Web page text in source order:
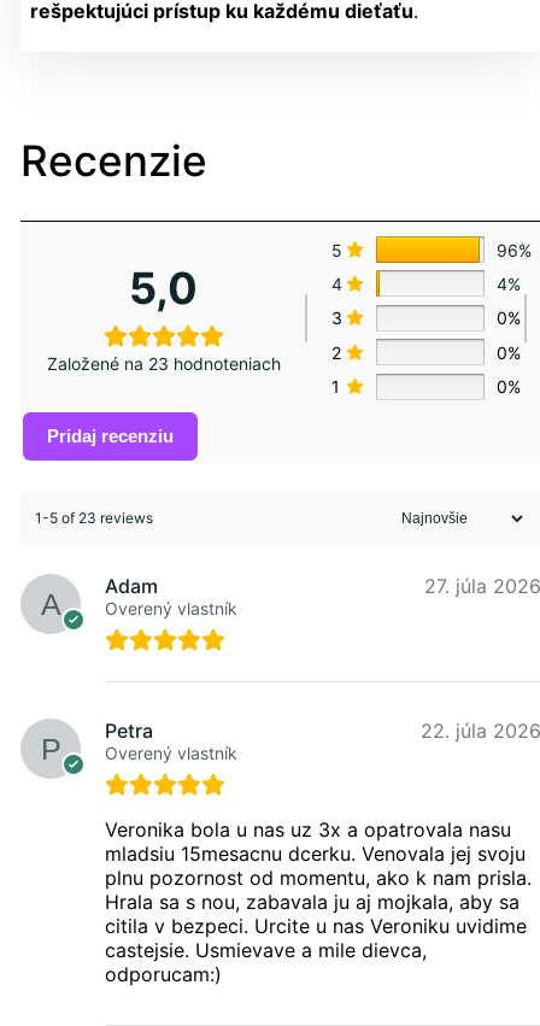
rešpektujúci prístup ku každému dieťaťu.
Recenzie
5,0
Založené na 23 hodnoteniach
5
96%
4
4%
3
0%
2
0%
1
0%
Pridaj recenziu
1-5 of 23 reviews
Adam
Overený vlastník
27. júla 2026
Petra
Overený vlastník
22. júla 2026
Veronika bola u nas uz 3x a opatrovala nasu
mladsiu 15mesacnu dcerku. Venovala jej svoju
plnu pozornost od momentu, ako k nam prisla.
Hrala sa s nou, zabavala ju aj mojkala, aby sa
citila v bezpeci. Urcite u nas Veroniku uvidime
castejsie. Usmievave a mile dievca,
odporucam:)